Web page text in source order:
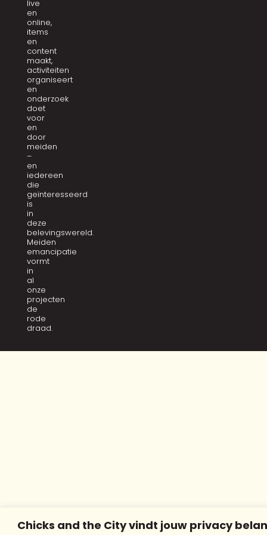
Chicks and the City vindt jouw privacy
live
en
online,
items
en
content
maakt,
activiteiten
organiseert
en
onderzoek
doet
voor
en
door
meiden
–
en
iedereen
die
geïnteresseerd
is
in
deze
belevingswereld.
Meiden
emancipatie
vormt
in
al
onze
projecten
de
rode
draad.